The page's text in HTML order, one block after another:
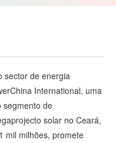
sector de energia
International, uma
segmento de
solar no Ceará,
mil milhões, promete